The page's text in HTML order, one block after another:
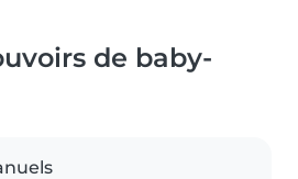
de baby-